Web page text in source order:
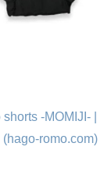
-MOMIJI- |
romo.com)